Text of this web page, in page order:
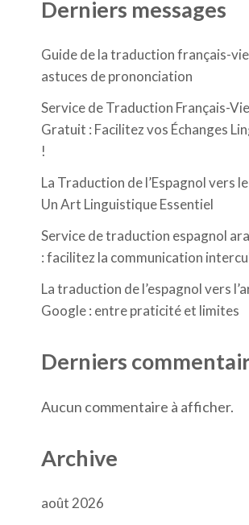
Derniers messages
Guide de la traduction français-
astuces de prononciation
Service de Traduction Français-
Gratuit : Facilitez vos Échanges
!
La Traduction de l’Espagnol vers
Un Art Linguistique Essentiel
Service de traduction espagnol
: facilitez la communication
La traduction de l’espagnol vers
Google : entre praticité et limites
Derniers
Aucun commentaire à afficher.
Archive
août 2026